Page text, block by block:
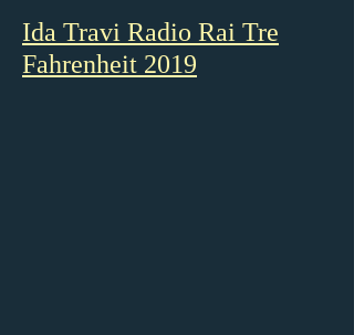
Ida Travi Radio Rai Tre
Fahrenheit 2019